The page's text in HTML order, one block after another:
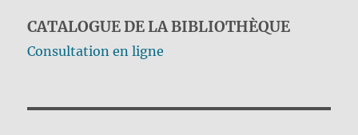
CATALOGUE DE LA BIBLIOTHÈQUE
Consultation en ligne